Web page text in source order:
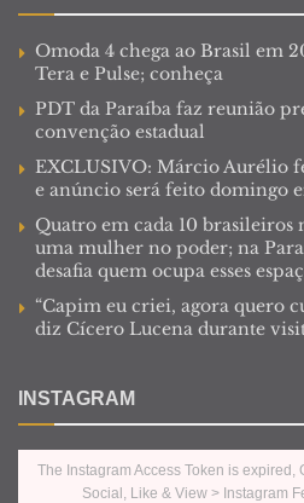
Omoda 4 chega ao Brasil em
Tera e Pulse; conheça
PDT da Paraíba faz reunião
convenção estadual
EXCLUSIVO: Márcio Aurélio
e anúncio será feito domingo
Quatro em cada 10 brasileiros
uma mulher no poder; na
desafia quem ocupa esses
“Capim eu criei, agora quero
diz Cícero Lucena durante
INSTAGRAM
The Instagram Access Token is expired,
Social, Like & View > Instagram